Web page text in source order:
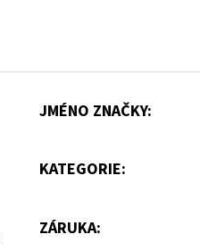
JMÉNO ZNAČKY:
KATEGORIE:
ZÁRUKA: